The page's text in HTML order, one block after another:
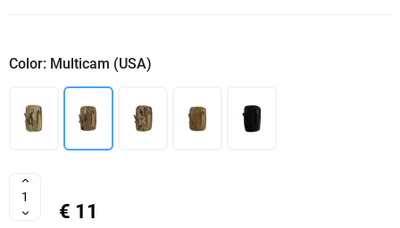
Color: Multicam (USA)
€ 11